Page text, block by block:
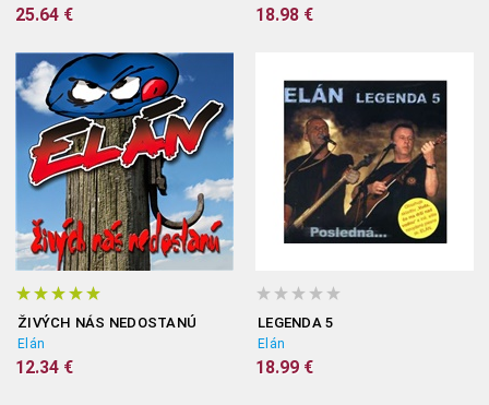
25.64 € 18.98 €
ŽIVÝCH NÁS NEDOSTANÚ
Elán
12.34 €
LEGENDA 5
Elán
18.99 €